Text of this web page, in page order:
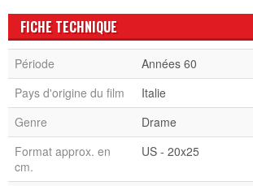
FICHE TECHNIQUE
Période
Années 60
Pays d'origine du film
Italie
Genre
Drame
Format approx. en
cm.
US - 20x25